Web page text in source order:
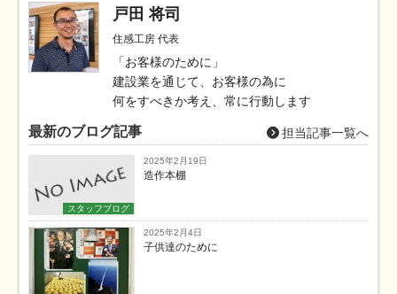
戸田 将司
住感工房 代表
「お客様のために」
建設業を通じて、お客様の為に
何をすべきか考え、常に行動します
最新のブログ記事 担当記事一覧へ
スタッフブログ
2025年2月19日
造作本棚
2025年2月4日
子供達のために